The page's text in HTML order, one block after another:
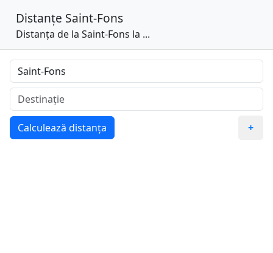
Distanțe Saint-Fons
Distanța de la Saint-Fons la ...
Calculează distanța +